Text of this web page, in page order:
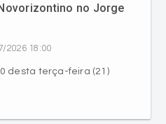
no Jorge
2026 18:00
desta terça-feira (21)